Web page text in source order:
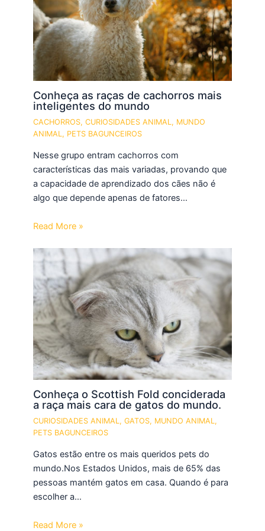
Conheça as raças de cachorros mais
inteligentes do mundo
CACHORROS,CURIOSIDADES ANIMAL , MUNDO
ANIMAL , PETS BAGUNCEIROS
Nesse grupo entram cachorros com
características das mais variadas, provando que
a capacidade de aprendizado dos cães não é
algo que depende apenas de fatores…
Read More »
Conheça o Scottish Fold conciderada
a raça mais cara de gatos do mundo.
CURIOSIDADES ANIMAL ,GATOS, MUNDO ANIMAL ,
PETS BAGUNCEIROS
Gatos estão entre os mais queridos pets do
mundo.Nos Estados Unidos, mais de 65% das
pessoas mantém gatos em casa. Quando é para
escolher a…
Read More »